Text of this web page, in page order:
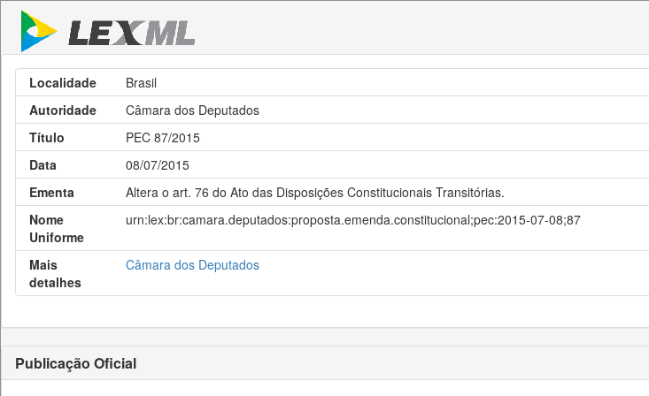
Localidade
Brasil
Autoridade
Câmara dos Deputados
Título
PEC 87/2015
Data
08/07/2015
Ementa
Altera o art. 76 do Ato das Disposições Constitucionais Transitórias.
Nome
Uniforme
urn:lex:br:camara.deputados:proposta.emenda.constitucional;pec:2015-07-08;87
Mais
detalhes
Câmara dos Deputados
Publicação Oficial